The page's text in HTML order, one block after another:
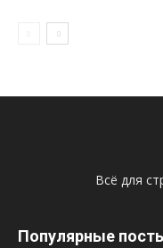
Всё для
Популярные